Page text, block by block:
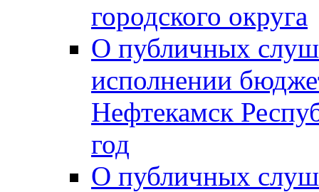
городского округа
О публичных
исполнении
Нефтекамск
год
О публичных